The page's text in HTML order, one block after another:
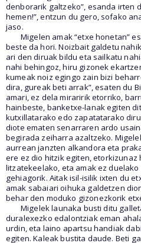
denborarik galtzeko”, esanda irten
hemen!”, entzun du gero, sofako
jaso.
Migelen amak “etxe honetan”
beste da hori. Noizbait galdetu
ari den diruak bildu eta sailkatu
nahi behingoz, hiru gizonek
kumeak noiz egingo zain bizi
dira, gureak beti arrak”, esaten du
amari, ez dela miraririk etorriko,
hainbeste, banketxe-lanak egiten
kutxillatarako edo zapatatarako
diote ematen senarraren ardo
begirada zeiharra azaltzeko.
aurrean janzten alkandora eta
ere ez dio hitzik egiten,
litzatekeelako, eta amak ez
gehiagorik. Aitak isil-isilik ixten du
amak sabaiari oihuka galdetzen
behar den moduko gizonezkorik
Migelek launaka busti ditu
duralexezko edalontziak eman
urdin, eta laino apartsu handiak
egiten. Kaleak bustita daude. Beti